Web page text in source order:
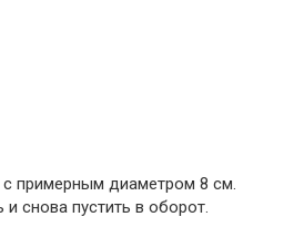
примерным диаметром 8 см.
и снова пустить в оборот.